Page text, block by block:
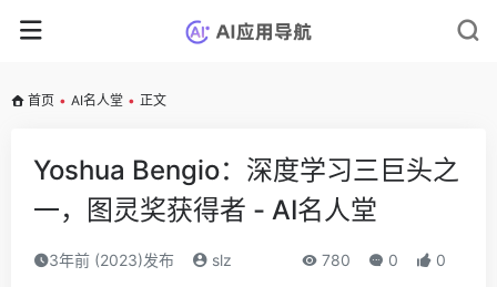
首页 • AI名人堂 • 正文
Yoshua Bengio：深度学习三巨头之
一，图灵奖获得者 - AI名人堂
3年前 (2023)发布 slz 780 0 0